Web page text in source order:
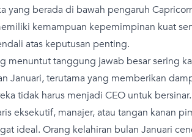
yang berada di bawah pengaruh
kemampuan kepemimpinan kuat
atas keputusan penting.
menuntut tanggung jawab besar sering
Januari, terutama yang memberikan
tidak harus menjadi CEO untuk bersinar.
eksekutif, manajer, atau tangan kanan
ideal. Orang kelahiran bulan Januari